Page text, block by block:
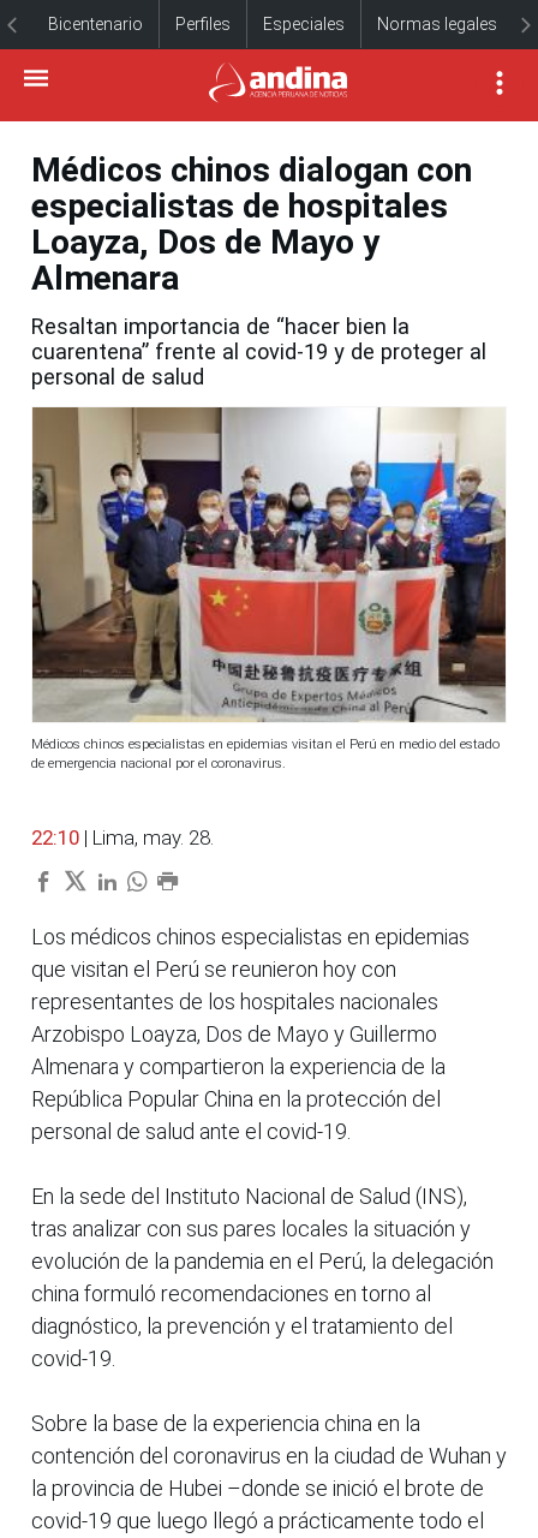
Bicentenario Perfiles Especiales Normas legales
Médicos chinos dialogan con
especialistas de hospitales
Loayza, Dos de Mayo y
Almenara
Resaltan importancia de “hacer bien la
cuarentena” frente al covid-19 y de proteger al
personal de salud
Médicos chinos especialistas en epidemias visitan el Perú en medio del estado
de emergencia nacional por el coronavirus.
22:10 | Lima, may. 28.
Los médicos chinos especialistas en epidemias
que visitan el Perú se reunieron hoy con
representantes de los hospitales nacionales
Arzobispo Loayza, Dos de Mayo y Guillermo
Almenara y compartieron la experiencia de la
República Popular China en la protección del
personal de salud ante el covid-19.
En la sede del Instituto Nacional de Salud (INS),
tras analizar con sus pares locales la situación y
evolución de la pandemia en el Perú, la delegación
china formuló recomendaciones en torno al
diagnóstico, la prevención y el tratamiento del
covid-19.
Sobre la base de la experiencia china en la
contención del coronavirus en la ciudad de Wuhan y
la provincia de Hubei –donde se inició el brote de
covid-19 que luego llegó a prácticamente todo el